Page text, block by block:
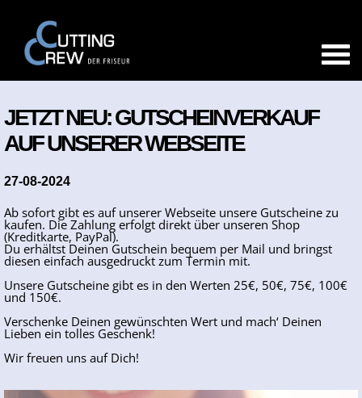
JETZT NEU: GUTSCHEINVERKAUF
AUF UNSERER WEBSEITE
27-08-2024
Ab sofort gibt es auf unserer Webseite unsere Gutscheine zu
kaufen. Die Zahlung erfolgt direkt über unseren Shop
(Kreditkarte, PayPal).
Du erhältst Deinen Gutschein bequem per Mail und bringst
diesen einfach ausgedruckt zum Termin mit.
Unsere Gutscheine gibt es in den Werten 25€, 50€, 75€, 100€
und 150€.
Verschenke Deinen gewünschten Wert und mach‘ Deinen
Lieben ein tolles Geschenk!
Wir freuen uns auf Dich!